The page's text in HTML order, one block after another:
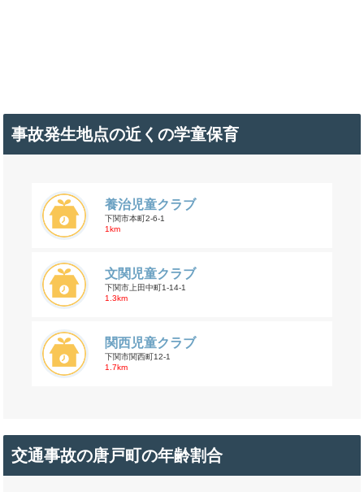
事故発生地点の近くの学童保育
養治児童クラブ
下関市本町2-6-1
1km
文関児童クラブ
下関市上田中町1-14-1
1.3km
関西児童クラブ
下関市関西町12-1
1.7km
交通事故の唐戸町の年齢割合